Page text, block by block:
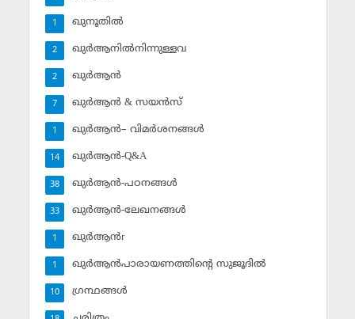
ഖുനൂതില്‍
1
ഖുര്‍ആനില്‍നിന്നുള്ളവ
2
ഖുര്‍ആന്‍
2
ഖുര്‍ആന്‍ & സയന്‍സ്‌
7
ഖുര്‍ആന്‍– വിമര്‍ശനങ്ങള്‍
1
ഖുര്‍ആന്‍-Q&A
14
ഖുര്‍ആന്‍-പഠനങ്ങള്‍
38
ഖുര്‍ആന്‍-ലേഖനങ്ങള്‍
33
ഖുര്‍ആന്‍r
1
ഖുര്‍ആന്‍പാരായണത്തിന്റെ സുജൂദില്‍
1
ഗ്രന്ഥങ്ങള്‍
10